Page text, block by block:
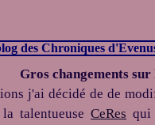
des Chroniques
Gros changements sur
j'ai décidé de de
talentueuseCeRes qui